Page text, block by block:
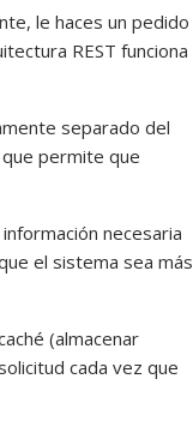
le haces un pedido
REST funciona
separado del
permite que
necesaria
el sistema sea más
(almacenar
cada vez que